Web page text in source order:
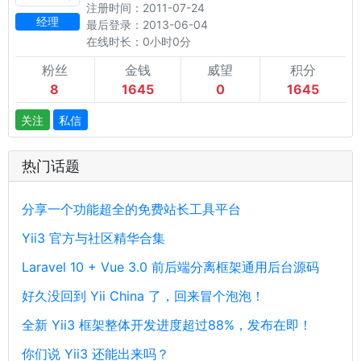
经理
注册时间：2011-07-24
最后登录：2013-06-04
在线时长：0小时0分
粉丝
8
金钱
1645
威望
0
积分
1645
关注 私信
热门话题
分享一个功能超全的免费站长工具平台
Yii3 官方与社区精华合集
Laravel 10 + Vue 3.0 前后端分离框架通用后台源码
好久没回到 Yii China 了，回来冒个泡泡！
全新 Yii3 框架整体开发进度超过88%，发布在即！
你们说 Yii3 还能出来吗？